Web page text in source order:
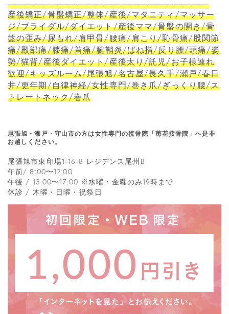
―――――――――――――――――――――――
産後矯正/骨盤矯正/整体/産後/マタニティ/マッサー
ジ/ブライダル/ダイエット/産後ママ/骨盤の開き/骨
盤の歪み/尿もれ/肩甲骨/腰痛/肩こり/恥骨痛/股関節
痛/殿部痛/膝痛/首痛/腱鞘炎/ばね指/反り腰/頭痛/姿
勢/猫背/産後ダイエット/産後太り/託児/お子様連れ
歓迎/キッズルーム/尾張旭/名古屋/長久手/瀬戸/春日
井/更年期/自律神経/女性専門/巻き爪/ぎっくり腰/ス
トレートネック/巻爪
尾張旭・瀬戸・守山市の方は女性専門の接骨院「苺花接骨院」へ是非
お越しください。
尾張旭市東印場1-16-8 レジデンス尾州B
午前/ 8:00〜12:00
午後 / 13:00〜17:00 ※水曜・金曜のみ19時まで
休診 / 木曜・日曜・祝祭日